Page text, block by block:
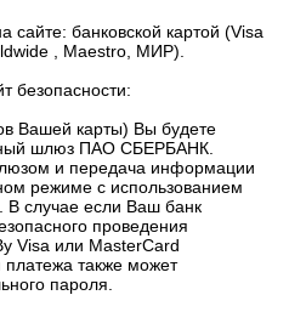
банковской картой (Visa
, Maestro, МИР).
безопасности:
Вашей карты) Вы будете
шлюз ПАО СБЕРБАНК.
и передача информации
режиме с использованием
В случае если Ваш банк
проведения
Visa или MasterCard
также может
пароля.